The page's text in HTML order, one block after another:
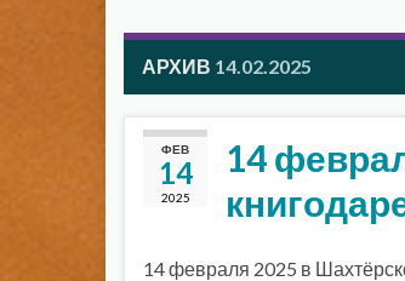
АРХИВ 14.02.2025
ФЕВ
14
2025
14
14 февраля 2025 в